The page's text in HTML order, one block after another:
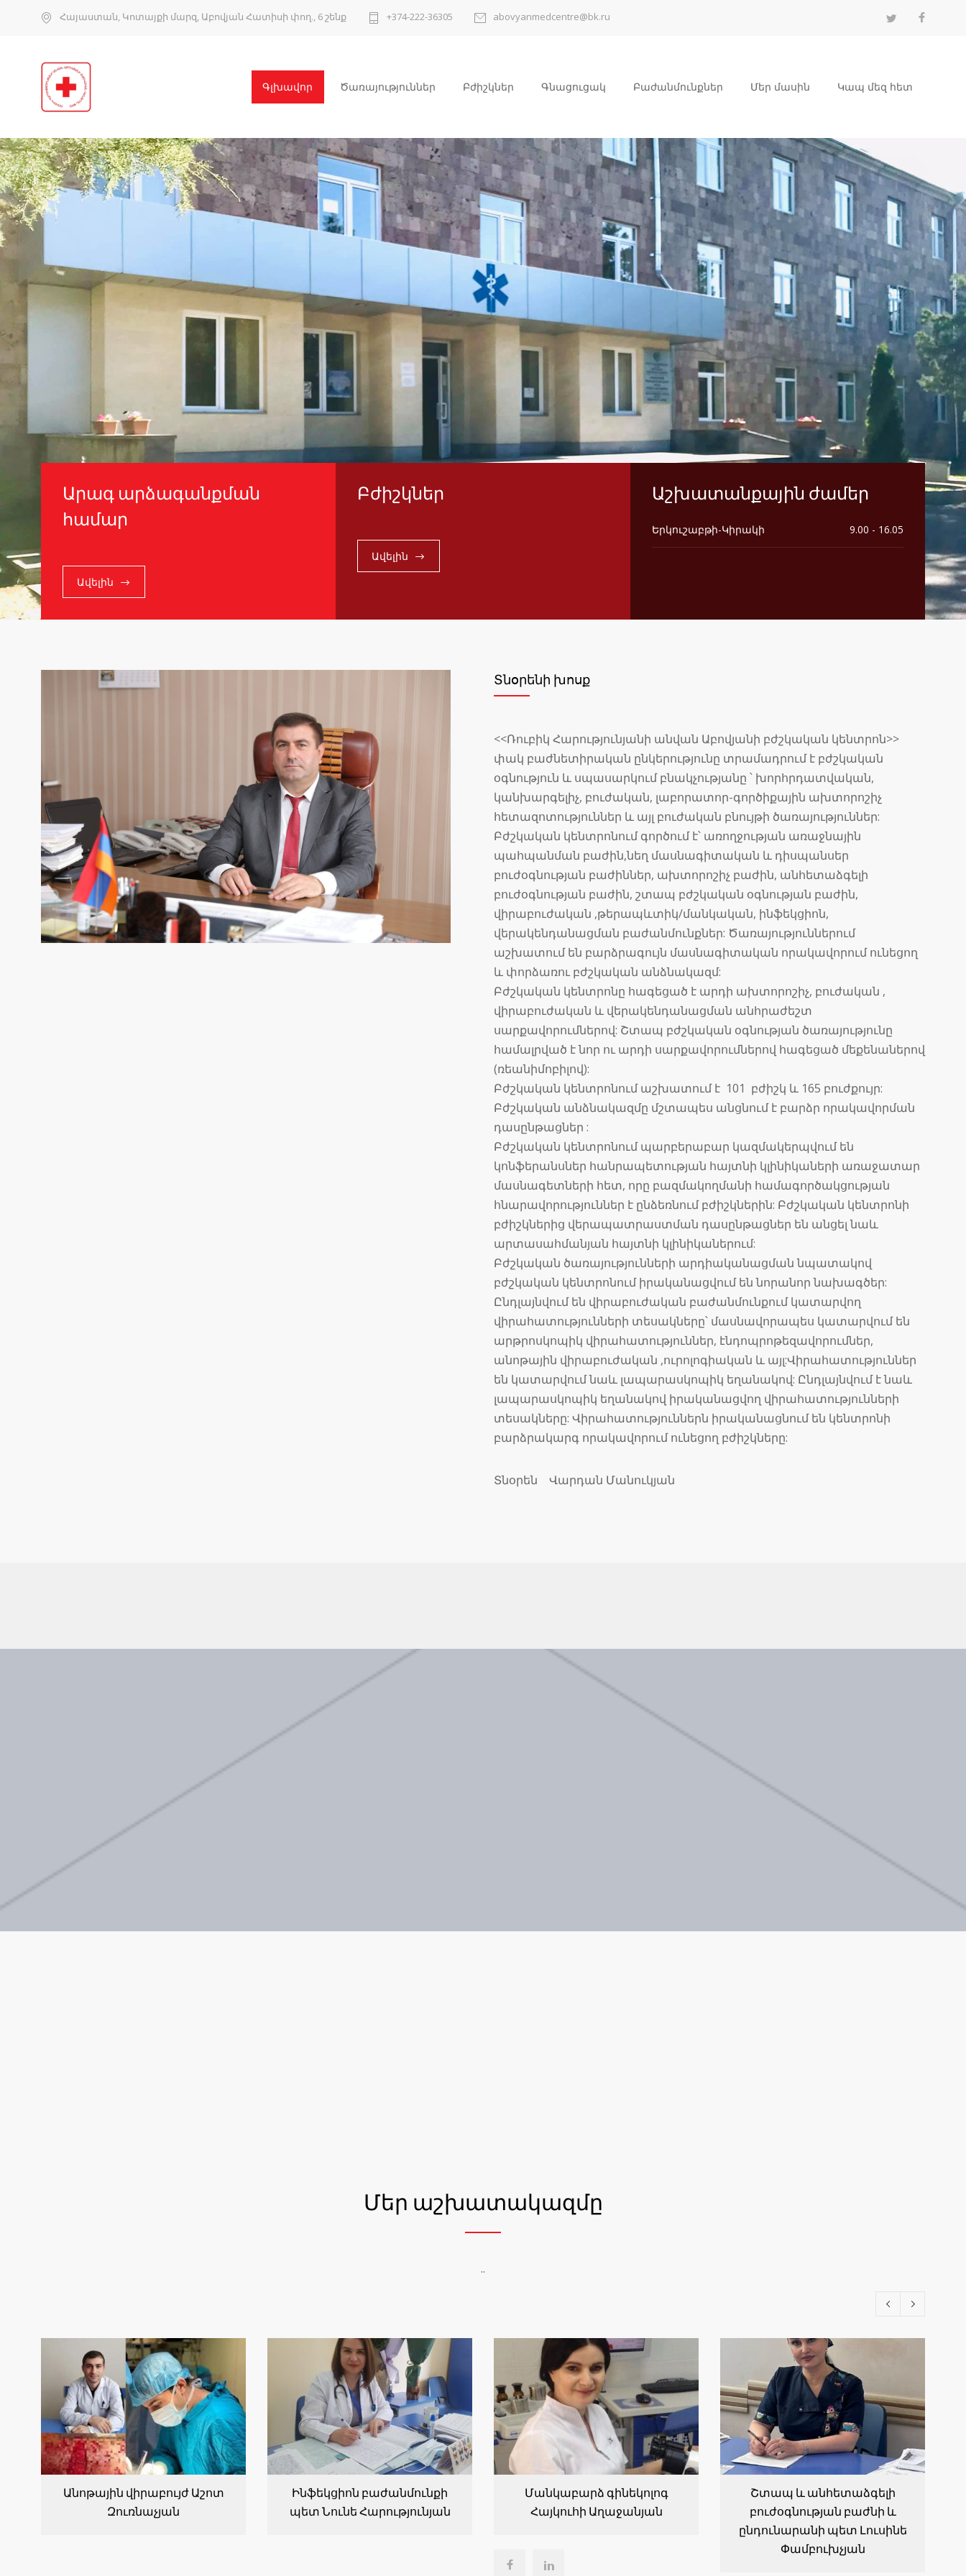
Հայաստան, Կոտայքի մարզ, Աբովյան Հատիսի փող., 6 շենք +374-222-36305 abovyanmedcentre@bk.ru
Գլխավոր Ծառայություններ Բժիշկներ Գնացուցակ Բաժանմունքներ Մեր մասին Կապ մեզ հետ
Արագ արձագանքման
համար
Ավելին
Բժիշկներ
Ավելին
Աշխատանքային ժամեր
Երկուշաբթի-Կիրակի 9.00 - 16.05
Տնօրենի խոսք
<<Ռուբիկ Հարությունյանի անվան Աբովյանի բժշկական կենտրոն>>
փակ բաժնետիրական ընկերությունը տրամադրում է բժշկական
օգնություն և սպասարկում բնակչությանը ՝ խորհրդատվական,
կանխարգելիչ, բուժական, լաբորատոր-գործիքային ախտորոշիչ
հետազոտություններ և այլ բուժական բնույթի ծառայություններ:
Բժշկական կենտրոնում գործում է՝ առողջության առաջնային
պահպանման բաժին,նեղ մասնագիտական և դիսպանսեր
բուժօգնության բաժիններ, ախտորոշիչ բաժին, անհետաձգելի
բուժօգնության բաժին, շտապ բժշկական օգնության բաժին,
վիրաբուժական ,թերապևտիկ/մանկական, ինֆեկցիոն,
վերակենդանացման բաժանմունքներ: Ծառայություններում
աշխատում են բարձրագույն մասնագիտական որակավորում ունեցող
և փորձառու բժշկական անձնակազմ:
Բժշկական կենտրոնը հագեցած է արդի ախտորոշիչ, բուժական ,
վիրաբուժական և վերակենդանացման անհրաժեշտ
սարքավորումներով: Շտապ բժշկական օգնության ծառայությունը
համալրված է նոր ու արդի սարքավորումներով հագեցած մեքենաներով
(ռեանիմոբիլով):
Բժշկական կենտրոնում աշխատում է 101 բժիշկ և 165 բուժքույր:
Բժշկական անձնակազմը մշտապես անցնում է բարձր որակավորման
դասընթացներ :
Բժշկական կենտրոնում պարբերաբար կազմակերպվում են
կոնֆերանսներ հանրապետության հայտնի կլինիկաների առաջատար
մասնագետների հետ, որը բազմակողմանի համագործակցության
հնարավորություններ է ընձեռնում բժիշկներին: Բժշկական կենտրոնի
բժիշկներից վերապատրաստման դասընթացներ են անցել նաև
արտասահմանյան հայտնի կլինիկաներում:
Բժշկական ծառայությունների արդիականացման նպատակով
բժշկական կենտրոնում իրականացվում են նորանոր նախագծեր:
Ընդլայնվում են վիրաբուժական բաժանմունքում կատարվող
վիրահատությունների տեսակները՝ մասնավորապես կատարվում են
արթրոսկոպիկ վիրահատություններ, էնդոպրոթեզավորումներ,
անոթային վիրաբուժական ,ուրոլոգիական և այլ:Վիրահատություններ
են կատարվում նաև լապարասկոպիկ եղանակով: Ընդլայնվում է նաև
լապարասկոպիկ եղանակով իրականացվող վիրահատությունների
տեսակները: Վիրահատություններն իրականացնում են կենտրոնի
բարձրակարգ որակավորում ունեցող բժիշկները:
Տնօրեն Վարդան Մանուկյան
Մեր աշխատակազմը
..
Անոթային վիրաբույժ Աշոտ
Զուռնաչյան
Ինֆեկցիոն բաժանմունքի
պետ Նունե Հարությունյան
Մանկաբարձ գինեկոլոգ
Հայկուհի Աղաջանյան
Շտապ և անհետաձգելի
բուժօգնության բաժնի և
ընդունարանի պետ Լուսինե
Փամբուխչյան